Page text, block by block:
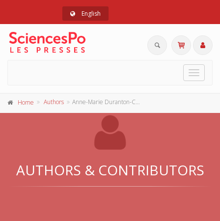
English
Toggle
Home Authors Anne-Marie Duranton-Crabol
AUTHORS & CONTRIBUTORS